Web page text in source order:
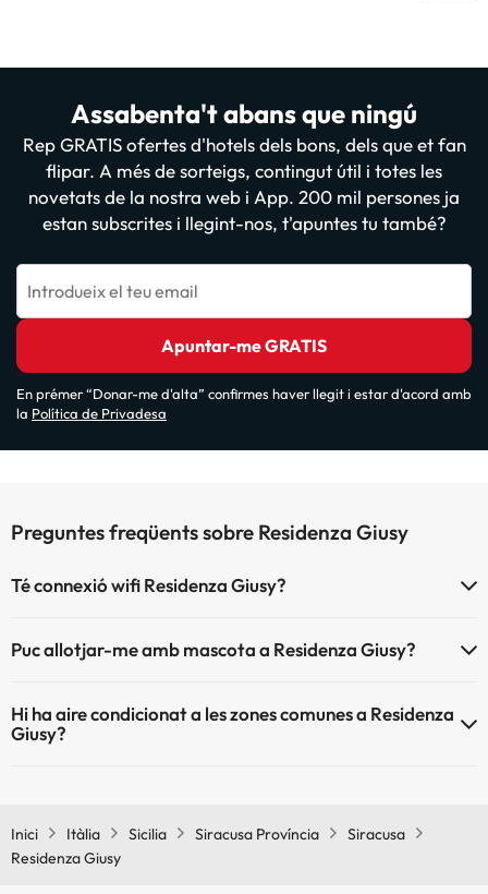
Assabenta't abans que ningú
Rep GRATIS ofertes d'hotels dels bons, dels que et fan
flipar. A més de sorteigs, contingut útil i totes les
novetats de la nostra web i App. 200 mil persones ja
estan subscrites i llegint-nos, t'apuntes tu també?
Introdueix el teu email
Apuntar-me GRATIS
En prémer “Donar-me d'alta” confirmes haver llegit i estar d'acord amb
la Política de Privadesa
Preguntes freqüents sobre Residenza Giusy
Té connexió wifi Residenza Giusy?
Puc allotjar-me amb mascota a Residenza Giusy?
Hi ha aire condicionat a les zones comunes a Residenza
Giusy?
Inici Itàlia Sicilia Siracusa Província
Siracusa
Residenza Giusy